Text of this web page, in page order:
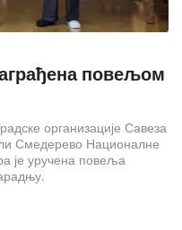
повељом
организације Савеза
Смедерево Националне
је уручена повеља